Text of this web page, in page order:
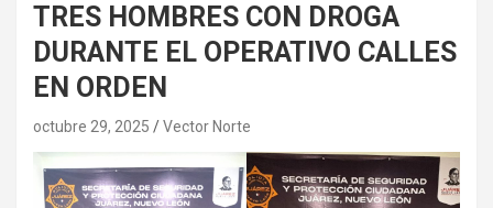
TRES HOMBRES CON DROGA
DURANTE EL OPERATIVO CALLES
EN ORDEN
octubre 29, 2025 Vector Norte